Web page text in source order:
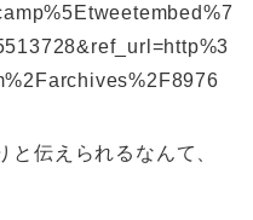
と伝えられるなんて、